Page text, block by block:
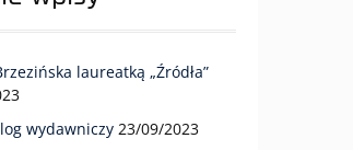
laureatką „Źródła”
wydawniczy 23/09/2023